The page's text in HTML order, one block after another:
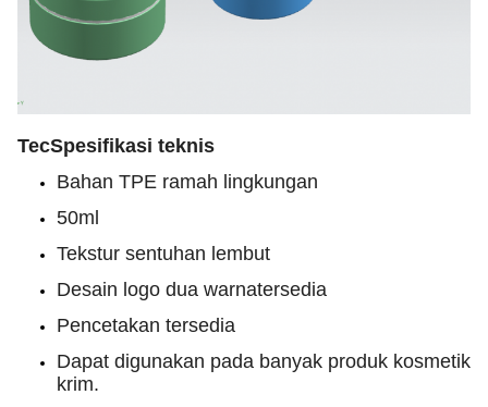
TecSpesifikasi teknis
Bahan TPE ramah lingkungan
50ml
Tekstur sentuhan lembut
Desain logo dua warnatersedia
Pencetakan tersedia
Dapat digunakan pada banyak produk kosmetik
krim.